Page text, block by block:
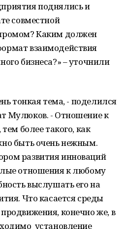
поднялись и
совместной
Каким должен
взаимодействия
бизнеса?» – уточнили
тонкая тема, - поделился
Мулюков. - Отношение к
более такого, как
быть очень нежным.
развития инноваций
отношения к любому
выслушать его на
Что касается среды
конечно же, в
установление